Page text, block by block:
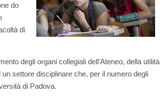
do
di
degli organi collegiali dell'Ateneo, della utilità
settore disciplinare che, per il numero degli
di Padova.